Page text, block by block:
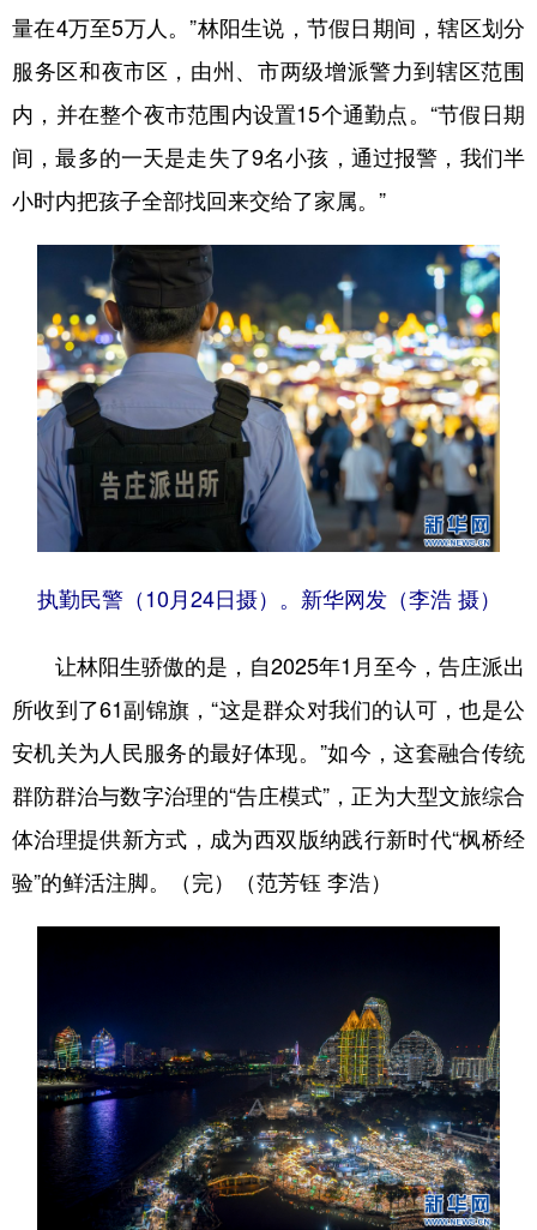
量在4万至5万人。”林阳生说，节假日期间，辖区划分
服务区和夜市区，由州、市两级增派警力到辖区范围
内，并在整个夜市范围内设置15个通勤点。“节假日期
间，最多的一天是走失了9名小孩，通过报警，我们半
小时内把孩子全部找回来交给了家属。”
执勤民警（10月24日摄）。新华网发（李浩 摄）
让林阳生骄傲的是，自2025年1月至今，告庄派出
所收到了61副锦旗，“这是群众对我们的认可，也是公
安机关为人民服务的最好体现。”如今，这套融合传统
群防群治与数字治理的“告庄模式”，正为大型文旅综合
体治理提供新方式，成为西双版纳践行新时代“枫桥经
验”的鲜活注脚。（完）（范芳钰 李浩）